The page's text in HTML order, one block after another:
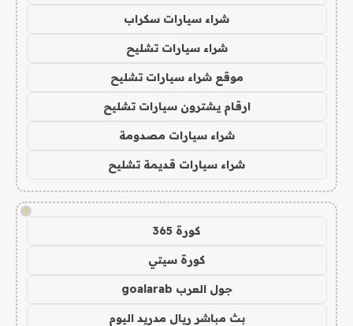
شراء سيارات سكراب
شراء سيارات تشليح
موقع شراء سيارات تشليح
ارقام يشترون سيارات تشليح
شراء سيارات مصدومة
شراء سيارات قديمة تشليح
!
كورة 365
كورة سيتي
جول العرب goalarab
بث مباشر ريال مدريد اليوم